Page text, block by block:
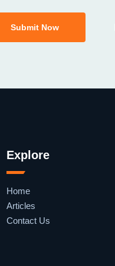
Submit Now
Explore
Home
Articles
Contact Us